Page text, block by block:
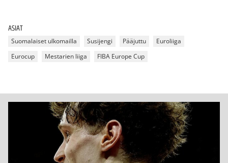
ASIAT
Suomalaiset ulkomailla Susijengi Pääjuttu
Euroliiga
Eurocup
Mestarien liiga FIBA Europe Cup